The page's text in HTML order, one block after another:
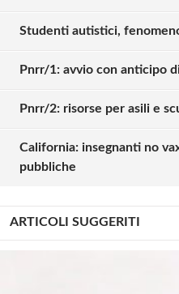
Studenti autistici,
Pnrr/1: avvio con anticipo
Pnrr/2: risorse per asili e
California: insegnanti no
pubbliche
ARTICOLI SUGGERITI